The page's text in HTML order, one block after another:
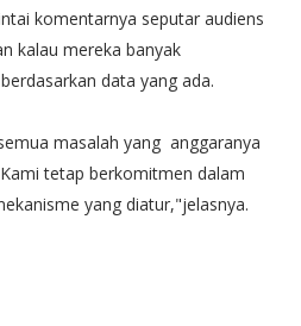
komentarnya seputar audiens
kalau mereka banyak
data yang ada.
masalah yang anggaranya
tetap berkomitmen dalam
yang diatur,"jelasnya.